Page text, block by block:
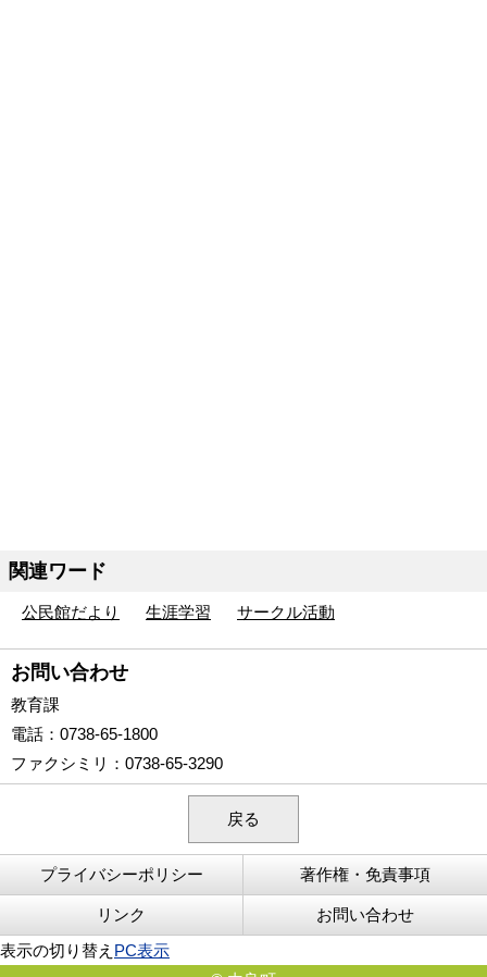
関連ワード
公民館だより 生涯学習 サークル活動
お問い合わせ
教育課
電話 ：0738-65-1800
ファクシミリ ：0738-65-3290
戻る
プライバシーポリシー 著作権・免責事項
リンク
お問い合わせ
表示の切り替え PC表示